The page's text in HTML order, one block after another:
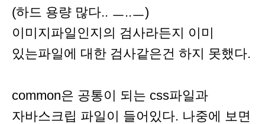
(하드 용량 많다.. ㅡ..ㅡ)
이미지파일인지의 검사라든지 이미
있는파일에 대한 검사같은건 하지 못했다.
common은 공통이 되는 css파일과
자바스크립 파일이 들어있다. 나중에 보면